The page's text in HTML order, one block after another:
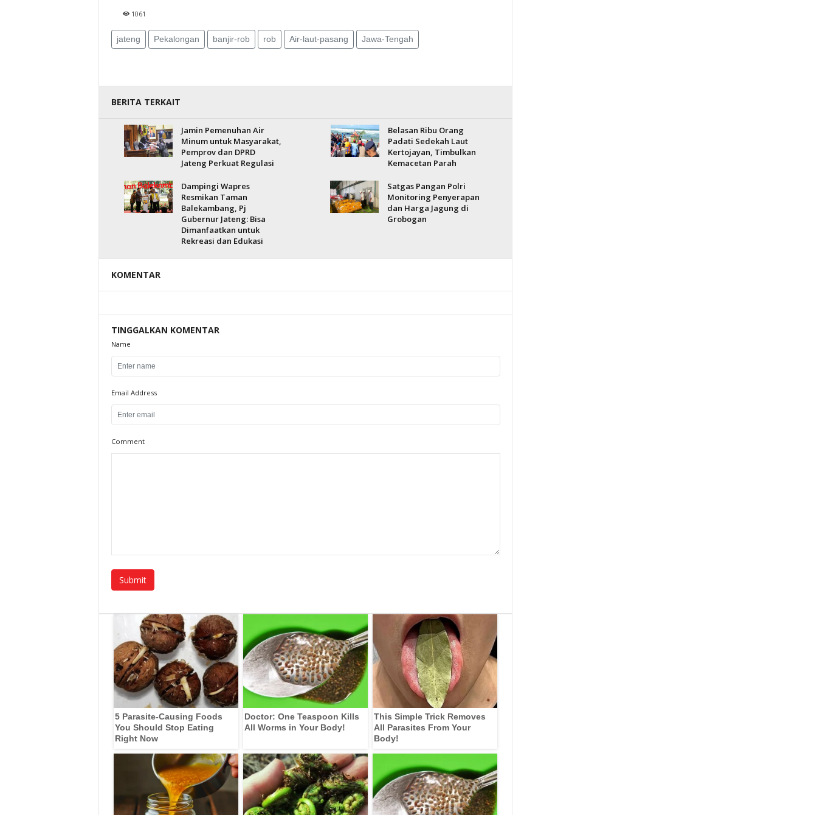
1061
jateng Pekalongan banjir-rob rob Air-laut-pasang Jawa-Tengah
BERITA TERKAIT
Jamin Pemenuhan Air
Minum untuk Masyarakat,
Pemprov dan DPRD
Jateng Perkuat Regulasi
Belasan Ribu Orang
Padati Sedekah Laut
Kertojayan, Timbulkan
Kemacetan Parah
Dampingi Wapres
Resmikan Taman
Balekambang, Pj
Gubernur Jateng: Bisa
Dimanfaatkan untuk
Rekreasi dan Edukasi
Satgas Pangan Polri
Monitoring Penyerapan
dan Harga Jagung di
Grobogan
KOMENTAR
TINGGALKAN KOMENTAR
Name
Email Address
Comment
5 Parasite-Causing Foods
You Should Stop Eating
Right Now
Doctor: One Teaspoon Kills
All Worms in Your Body!
This Simple Trick Removes
All Parasites From Your
Body!